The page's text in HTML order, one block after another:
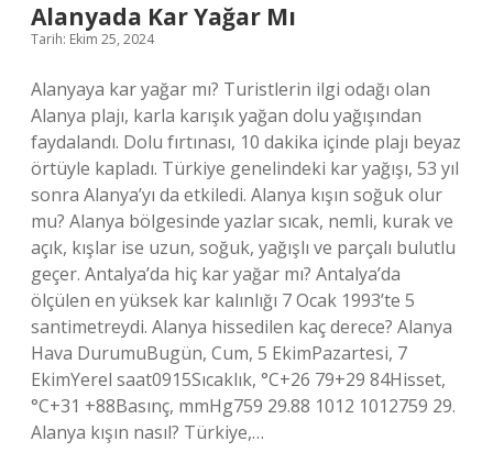
Alanyada Kar Yağar Mı
Tarih: Ekim 25, 2024
Alanyaya kar yağar mı? Turistlerin ilgi odağı olan
Alanya plajı, karla karışık yağan dolu yağışından
faydalandı. Dolu fırtınası, 10 dakika içinde plajı beyaz
örtüyle kapladı. Türkiye genelindeki kar yağışı, 53 yıl
sonra Alanya’yı da etkiledi. Alanya kışın soğuk olur
mu? Alanya bölgesinde yazlar sıcak, nemli, kurak ve
açık, kışlar ise uzun, soğuk, yağışlı ve parçalı bulutlu
geçer. Antalya’da hiç kar yağar mı? Antalya’da
ölçülen en yüksek kar kalınlığı 7 Ocak 1993’te 5
santimetreydi. Alanya hissedilen kaç derece? Alanya
Hava DurumuBugün, Cum, 5 EkimPazartesi, 7
EkimYerel saat0915Sıcaklık, °C+26 79+29 84Hisset,
°C+31 +88Basınç, mmHg759 29.88 1012 1012759 29.
Alanya kışın nasıl? Türkiye,…